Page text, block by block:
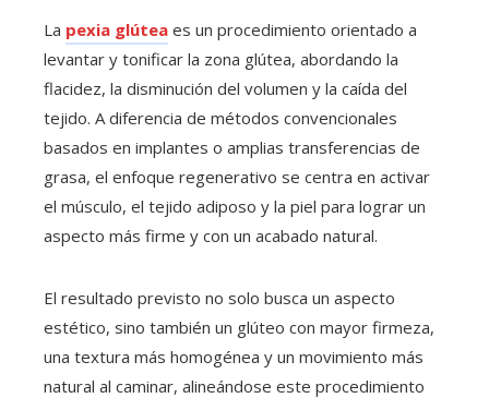
La pexia glútea es un procedimiento orientado a
levantar y tonificar la zona glútea, abordando la
flacidez, la disminución del volumen y la caída del
tejido. A diferencia de métodos convencionales
basados en implantes o amplias transferencias de
grasa, el enfoque regenerativo se centra en activar
el músculo, el tejido adiposo y la piel para lograr un
aspecto más firme y con un acabado natural.
El resultado previsto no solo busca un aspecto
estético, sino también un glúteo con mayor firmeza,
una textura más homogénea y un movimiento más
natural al caminar, alineándose este procedimiento